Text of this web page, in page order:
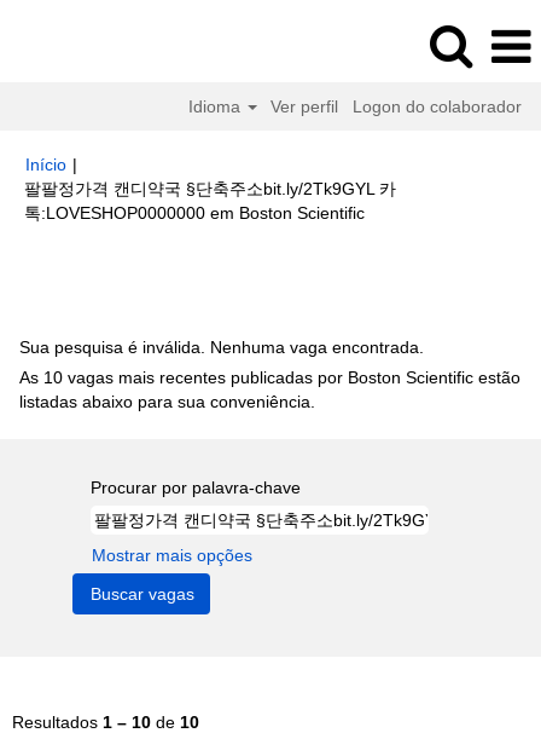
Idioma Ver perfil Logon do colaborador
Início |
팔팔정가격 캔디약국 §단축주소bit.ly/2Tk9GYL 카
톡:LOVESHOP0000000 em Boston Scientific(página
Sua pesquisa é inválida. Nenhuma vaga encontrada.
As 10 vagas mais recentes publicadas por Boston Scientific estão
listadas abaixo para sua conveniência.
Procurar por palavra-chave
Mostrar mais opções
Resultados 1 – 10 de 10